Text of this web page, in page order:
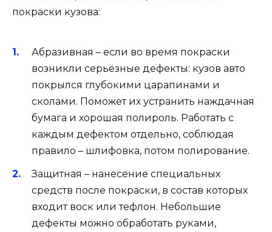
покраски кузова:
Абразивная – если во время покраски
возникли серьёзные дефекты: кузов авто
покрылся глубокими царапинами и
сколами. Поможет их устранить наждачная
бумага и хорошая полироль. Работать с
каждым дефектом отдельно, соблюдая
правило – шлифовка, потом полирование.
Защитная – нанесение специальных
средств после покраски, в состав которых
входит воск или тефлон. Небольшие
дефекты можно обработать руками,